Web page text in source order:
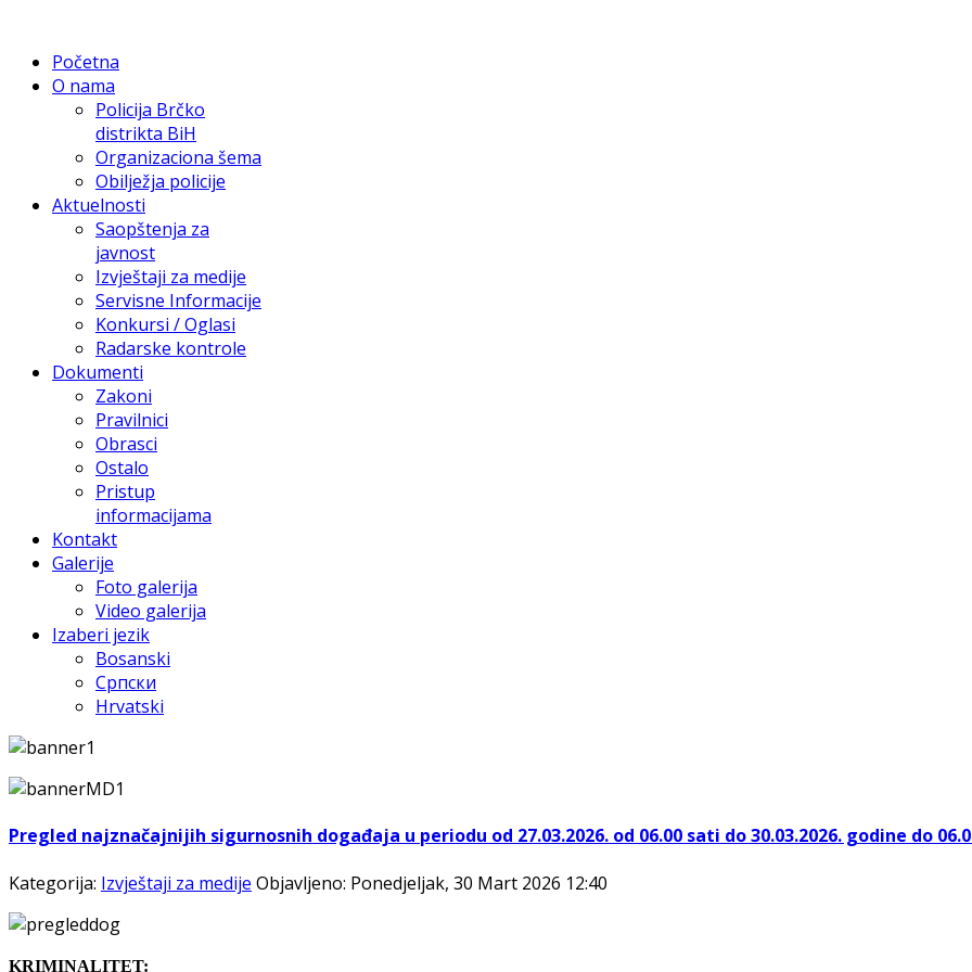
Početna
O nama
Policija Brčko
distrikta BiH
Organizaciona šema
Obilježja policije
Aktuelnosti
Saopštenja za
javnost
Izvještaji za medije
Servisne Informacije
Konkursi / Oglasi
Radarske kontrole
Dokumenti
Zakoni
Pravilnici
Obrasci
Ostalo
Pristup
informacijama
Kontakt
Galerije
Foto galerija
Video galerija
Izaberi jezik
Bosanski
Српски
Hrvatski
Pregled najznačajnijih sigurnosnih događaja u periodu od 27.03.2026. od 06.00 sati do 30.03.2026. godine do
Kategorija: Izvještaji za medije Objavljeno: Ponedjeljak, 30 Mart 2026 12:40
KRIMINALITET: